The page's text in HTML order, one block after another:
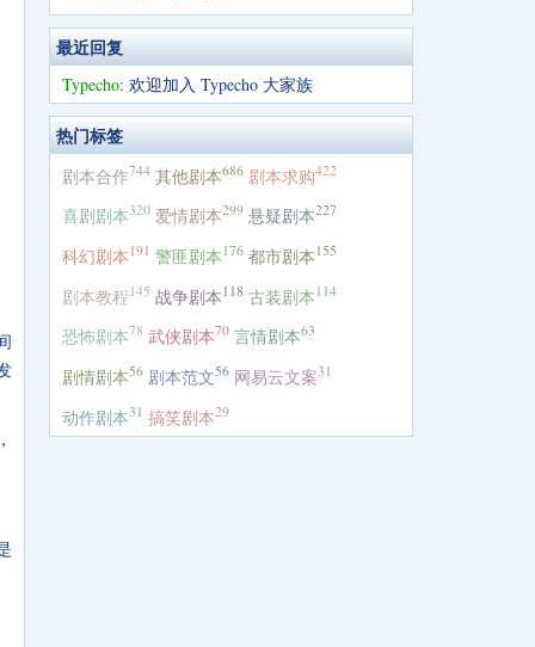
最近回复
Typecho: 欢迎加入 Typecho 大家族
热门标签
剧本合作744 其他剧本686 剧本求购422
喜剧剧本320 爱情剧本299 悬疑剧本227
科幻剧本 191 警匪剧本 176 都市剧本 155
剧本教程 145 战争剧本 118 古装剧本 114
恐怖剧本78 武侠剧本70 言情剧本63
剧情剧本56 剧本范文56 网易云文案31
动作剧本31 搞笑剧本29